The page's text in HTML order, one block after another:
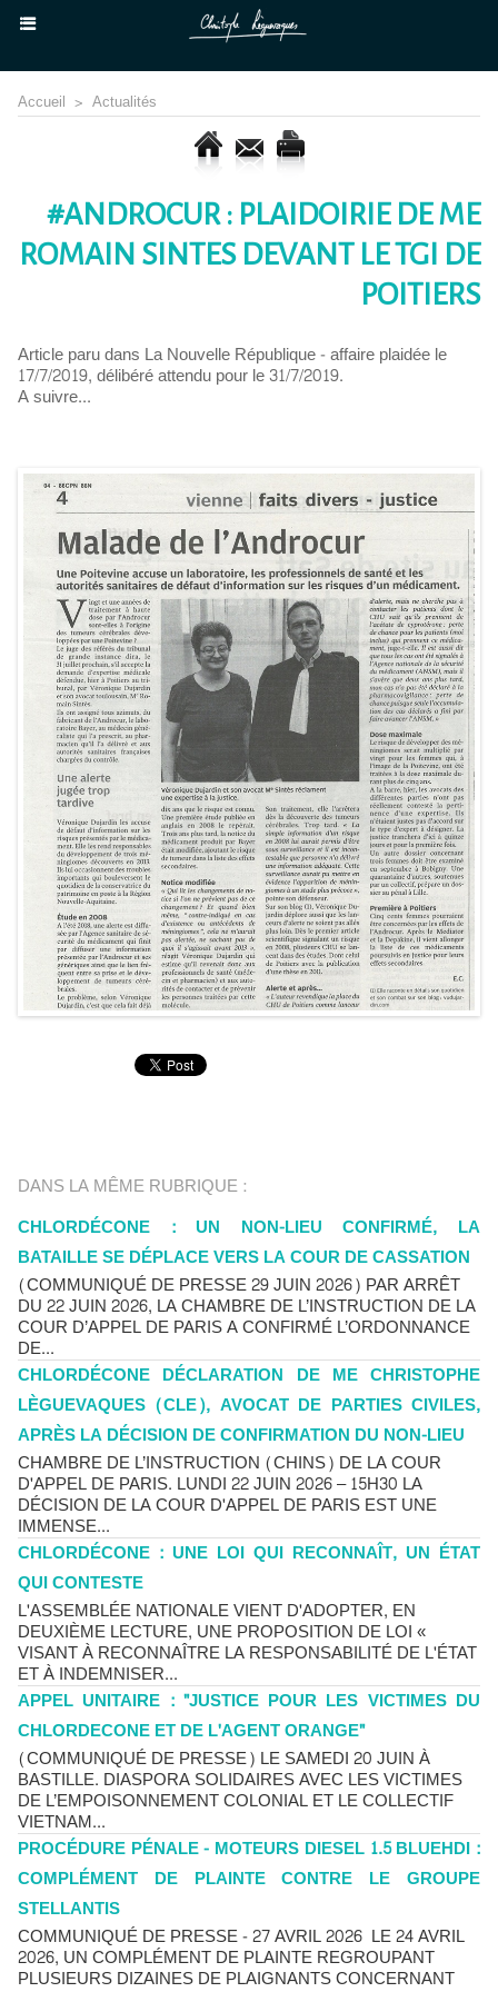
Accueil > Actualités
#ANDROCUR : PLAIDOIRIE DE ME
ROMAIN SINTES DEVANT LE TGI DE
POITIERS
Article paru dans La Nouvelle République - affaire plaidée le
17/7/2019, délibéré attendu pour le 31/7/2019.
A suivre...
DANS LA MÊME RUBRIQUE :
CHLORDÉCONE : UN NON-LIEU CONFIRMÉ, LA
BATAILLE SE DÉPLACE VERS LA COUR DE CASSATION
(COMMUNIQUÉ DE PRESSE 29 JUIN 2026) PAR ARRÊT
DU 22 JUIN 2026, LA CHAMBRE DE L’INSTRUCTION DE LA
COUR D’APPEL DE PARIS A CONFIRMÉ L’ORDONNANCE
DE...
CHLORDÉCONE DÉCLARATION DE ME CHRISTOPHE
LÈGUEVAQUES (CLE), AVOCAT DE PARTIES CIVILES,
APRÈS LA DÉCISION DE CONFIRMATION DU NON-LIEU
CHAMBRE DE L’INSTRUCTION (CHINS) DE LA COUR
D'APPEL DE PARIS. LUNDI 22 JUIN 2026 – 15H30 LA
DÉCISION DE LA COUR D'APPEL DE PARIS EST UNE
IMMENSE...
CHLORDÉCONE : UNE LOI QUI RECONNAÎT, UN ÉTAT
QUI CONTESTE
L'ASSEMBLÉE NATIONALE VIENT D'ADOPTER, EN
DEUXIÈME LECTURE, UNE PROPOSITION DE LOI «
VISANT À RECONNAÎTRE LA RESPONSABILITÉ DE L'ÉTAT
ET À INDEMNISER...
APPEL UNITAIRE : "JUSTICE POUR LES VICTIMES DU
CHLORDECONE ET DE L'AGENT ORANGE"
(COMMUNIQUÉ DE PRESSE) LE SAMEDI 20 JUIN À
BASTILLE. DIASPORA SOLIDAIRES AVEC LES VICTIMES
DE L’EMPOISONNEMENT COLONIAL ET LE COLLECTIF
VIETNAM...
PROCÉDURE PÉNALE - MOTEURS DIESEL 1.5 BLUEHDI :
COMPLÉMENT DE PLAINTE CONTRE LE GROUPE
STELLANTIS
COMMUNIQUÉ DE PRESSE - 27 AVRIL 2026 LE 24 AVRIL
2026, UN COMPLÉMENT DE PLAINTE REGROUPANT
PLUSIEURS DIZAINES DE PLAIGNANTS CONCERNANT